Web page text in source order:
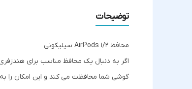
توضیحات
محافظ AirPods 1/2 سیلیکونی
اگر به دنبال یک محافظ مناسب برای
گوشی شما محافظت می کند و این امکان را